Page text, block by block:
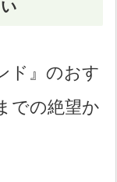
ド』のおす
での絶望か